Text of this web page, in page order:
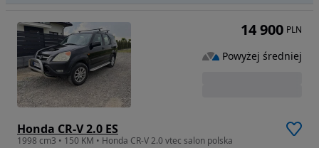
Honda CR-V 2.0 ES
1998 cm3 • 150 KM • Honda CR-V 2.0 vtec salon polska
14 900 PLN
Powyżej średniej